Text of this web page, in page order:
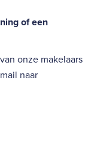
of een
onze makelaars
naar